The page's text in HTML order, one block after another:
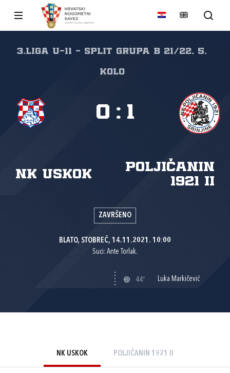
3.liga U-11 - Split grupa B 21/22, 5.
kolo
NK Uskok
Poljičanin
1921 II
0 : 1
ZAVRŠENO
BLATO, STOBREČ, 14.11.2021. 10:00
Suci: Ante Torlak.
44' Luka Markičević
NK USKOK POLJIČANIN 1921 II